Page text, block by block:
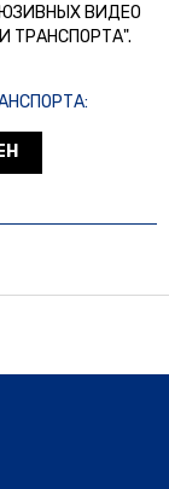
ВИДЕО
ТРАНСПОРТА".